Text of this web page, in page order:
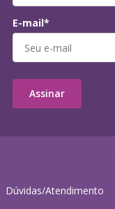
Dúvidas/Atendimento
E-mail*
Assinar